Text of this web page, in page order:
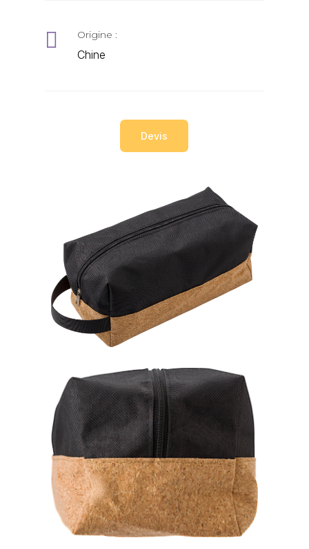
 Origine :
Chine
Devis